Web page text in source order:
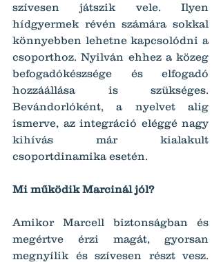
szívesen játszik vele. Ilyen
hídgyermek révén számára sokkal
könnyebben lehetne kapcsolódni a
csoporthoz. Nyilván ehhez a közeg
befogadókészsége és elfogadó
hozzáállása is szükséges.
Bevándorlóként, a nyelvet alig
ismerve, az integráció eléggé nagy
kihívás már kialakult
csoportdinamika esetén.
Mi működik Marcinál jól?
Amikor Marcell biztonságban és
megértve érzi magát, gyorsan
megnyílik és szívesen részt vesz.